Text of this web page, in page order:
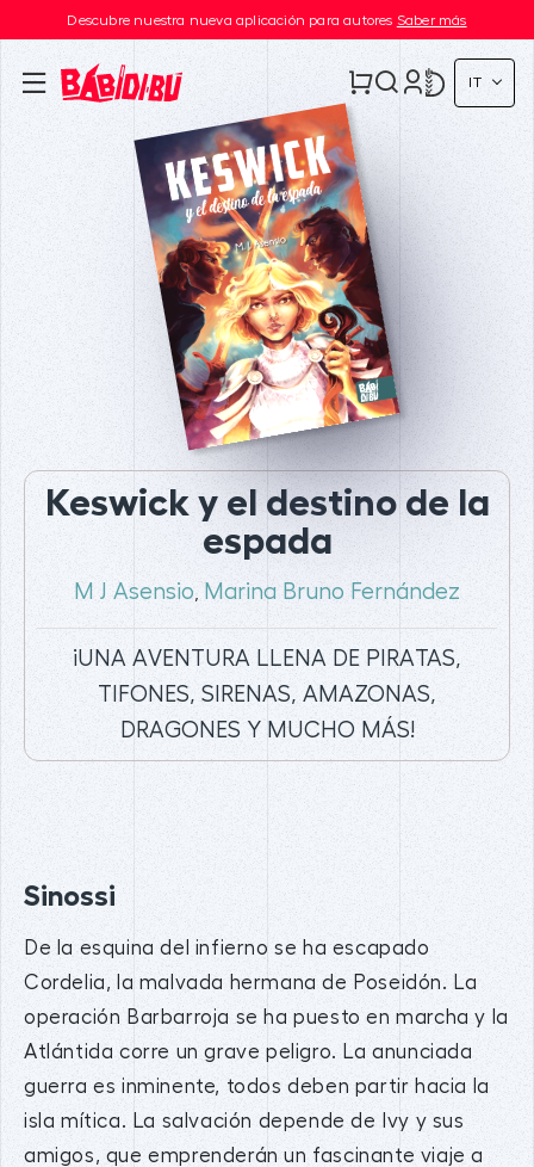
Descubre nuestra nueva aplicación para autores Saber más
IT
Keswick y el destino de la
espada
M J Asensio Marina Bruno Fernández
¡UNA AVENTURA LLENA DE PIRATAS,
TIFONES, SIRENAS, AMAZONAS,
DRAGONES Y MUCHO MÁS!
Sinossi
De la esquina del infierno se ha escapado
Cordelia, la malvada hermana de Poseidón. La
operación Barbarroja se ha puesto en marcha y la
Atlántida corre un grave peligro. La anunciada
guerra es inminente, todos deben partir hacia la
isla mítica. La salvación depende de Ivy y sus
amigos, que emprenderán un fascinante viaje a